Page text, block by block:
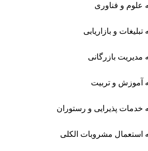
علوم و فناوری
و بازاریابی
بازرگانی
آموزش و تربیت
پذیرایی و رستوران
استعمال مشروبات الکلی